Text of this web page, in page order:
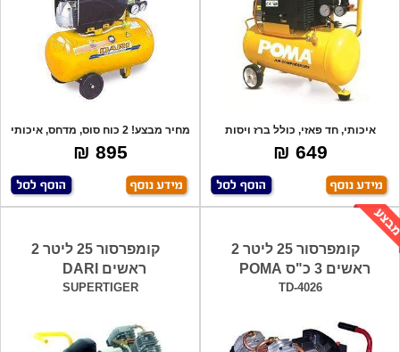
איכותי, חד פאזי, כולל ברז ויסות
ומפסק הג
649 ₪
מחיר מבצע! 2 כוח סוס, מדחס, איכותי
וב
895 ₪
קומפרסור 25 ליטר 2
ראשים 3 כ"ס POMA
TD-4026
קומפרסור 25 ליטר 2
ראשים DARI
SUPERTIGER